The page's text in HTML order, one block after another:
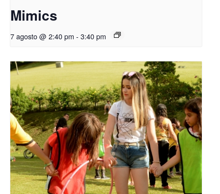
Mimics
7 agosto @ 2:40 pm - 3:40 pm